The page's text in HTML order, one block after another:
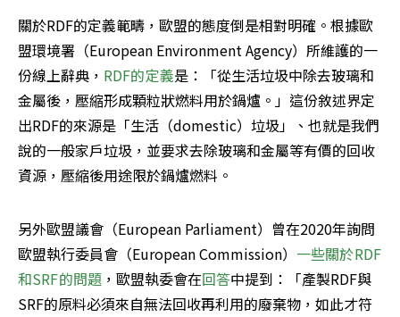
關於RDF的定義範疇，歐盟的態度倒是相對明確。根據歐
盟環境署（European Environment Agency）所維護的一
份線上辭典， RDF的定義是：「從生活垃圾中除去玻璃和
金屬後，壓縮形成顆粒狀燃料用於鍋爐。」這份敘述界定
出RDF的來源是「生活（domestic）垃圾」、也就是我們
說的一般家戶垃圾，並要求去除玻璃和金屬等有價的回收
資源，壓縮後用途限於鍋爐燃料。
另外歐盟議會（European Parliament）曾在2020年詢問
歐盟執行委員會（European Commission） 一些關於RDF
和SRF的問題 ，歐盟執委會在回答中提到：「產製RDF與
SRF的原料必須來自無法回收再利用的廢棄物，如此才符